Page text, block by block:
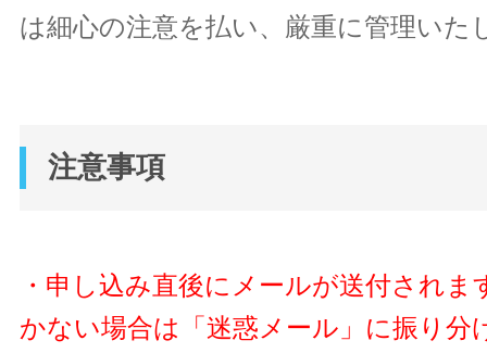
は細心の注意を払い、厳重に管理いた
注意事項
・申し込み直後にメールが送付されま
かない場合は「迷惑メール」に振り分